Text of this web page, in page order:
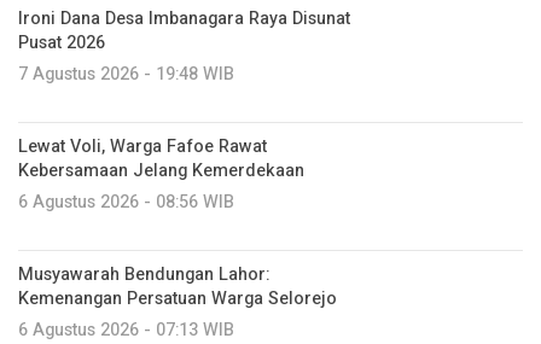
Ironi Dana Desa Imbanagara Raya Disunat
Pusat 2026
7 Agustus 2026 - 19:48 WIB
Lewat Voli, Warga Fafoe Rawat
Kebersamaan Jelang Kemerdekaan
6 Agustus 2026 - 08:56 WIB
Musyawarah Bendungan Lahor:
Kemenangan Persatuan Warga Selorejo
6 Agustus 2026 - 07:13 WIB